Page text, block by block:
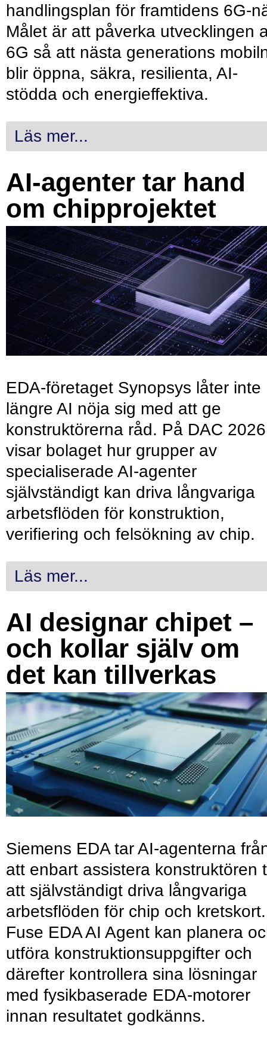
handlingsplan för framtidens 6G-
Målet är att påverka utvecklingen
6G så att nästa generations
blir öppna, säkra, resilienta, AI-
stödda och energieffektiva.
Läs mer...
AI-agenter tar hand
om chipprojektet
EDA-företaget Synopsys låter inte
längre AI nöja sig med att ge
konstruktörerna råd. På DAC 2026
visar bolaget hur grupper av
specialiserade AI-agenter
självständigt kan driva långvariga
arbetsflöden för konstruktion,
verifiering och felsökning av chip.
Läs mer...
AI designar chipet –
och kollar själv om
det kan tillverkas
Siemens EDA tar AI-agenterna
att enbart assistera konstruktören
att självständigt driva långvariga
arbetsflöden för chip och kretskort.
Fuse EDA AI Agent kan planera
utföra konstruktionsuppgifter och
därefter kontrollera sina lösningar
med fysikbaserade EDA-motorer
innan resultatet godkänns.